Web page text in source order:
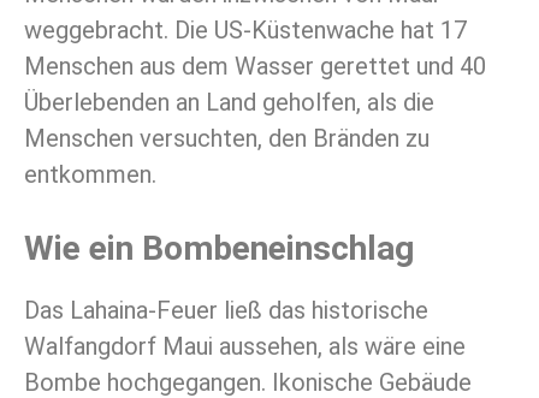
weggebracht. Die US-Küstenwache hat 17
Menschen aus dem Wasser gerettet und 40
Überlebenden an Land geholfen, als die
Menschen versuchten, den Bränden zu
entkommen.
Wie ein Bombeneinschlag
Das Lahaina-Feuer ließ das historische
Walfangdorf Maui aussehen, als wäre eine
Bombe hochgegangen. Ikonische Gebäude